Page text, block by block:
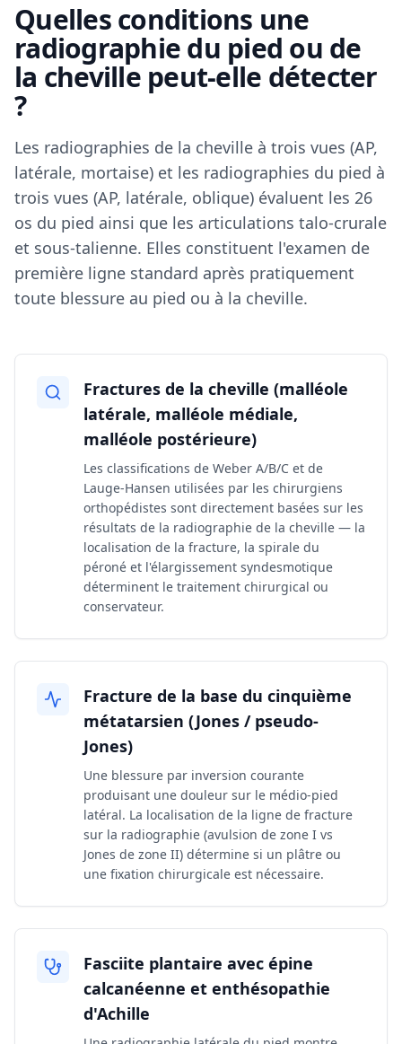
Quelles conditions une
radiographie du pied ou de
la cheville peut-elle détecter
?
Les radiographies de la cheville à trois vues (AP,
latérale, mortaise) et les radiographies du pied à
trois vues (AP, latérale, oblique) évaluent les 26
os du pied ainsi que les articulations talo-crurale
et sous-talienne. Elles constituent l'examen de
première ligne standard après pratiquement
toute blessure au pied ou à la cheville.
Fractures de la cheville (malléole
latérale, malléole médiale,
malléole postérieure)
Les classifications de Weber A/B/C et de
Lauge-Hansen utilisées par les chirurgiens
orthopédistes sont directement basées sur les
résultats de la radiographie de la cheville — la
localisation de la fracture, la spirale du
péroné et l'élargissement syndesmotique
déterminent le traitement chirurgical ou
conservateur.
Fracture de la base du cinquième
métatarsien (Jones / pseudo-
Jones)
Une blessure par inversion courante
produisant une douleur sur le médio-pied
latéral. La localisation de la ligne de fracture
sur la radiographie (avulsion de zone I vs
Jones de zone II) détermine si un plâtre ou
une fixation chirurgicale est nécessaire.
Fasciite plantaire avec épine
calcanéenne et enthésopathie
d'Achille